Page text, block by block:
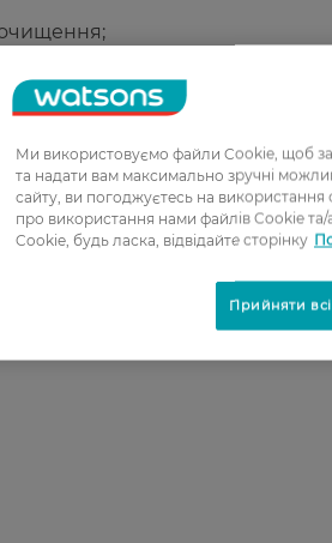
порожнині;
в упаковці.
Ми використовуємо файли Cookie, щоб
та надати вам максимально зручні
сайту, ви погоджуєтесь на використання
про використання нами файлів Cookie
Cookie, будь ласка, відвідайте сторінку
Прийняти